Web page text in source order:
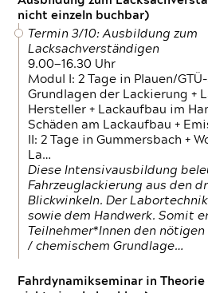
nicht einzeln buchbar)
Termin 3/10: Ausbildung zum
Lacksachverständigen
9.00—16.30 Uhr
Modul I: 2 Tage in Plauen/
Grundlagen der Lackierung +
Hersteller + Lackaufbau im
Schäden am Lackaufbau +
II: 2 Tage in Gummersbach +
La…
Diese Intensivausbildung
Fahrzeuglackierung aus den
Blickwinkeln. Der
sowie dem Handwerk. Somit
Teilnehmer*Innen den
/ chemischem Grundlage…
Fahrdynamikseminar in Theorie